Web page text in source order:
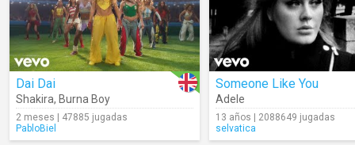
Dai Dai
Shakira, Burna Boy
2 meses | 47885 jugadas
PabloBiel
Someone Like You
Adele
13 años | 2088649 jugadas
selvatica